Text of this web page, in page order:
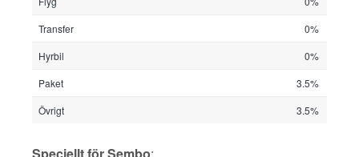
Transfer
0%
Hyrbil
0%
Paket
3.5%
Övrigt
3.5%